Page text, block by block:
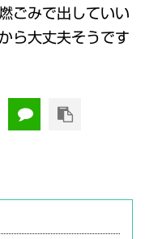
ごみで出していい
ら大丈夫そうです